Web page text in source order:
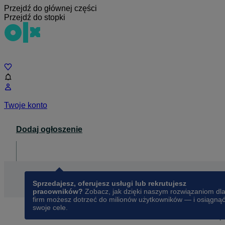
Przejdź do głównej części
Przejdź do stopki
Twoje konto
Dodaj ogłoszenie
Sprzedajesz, oferujesz usługi lub rekrutujesz
pracowników? Zobacz, jak dzięki naszym rozwiązaniom dla
firm możesz dotrzeć do milionów użytkowników — i osiągnąć
swoje cele.
PHU "DOUBRAWSKI"
Ostatnio online w dniu 06